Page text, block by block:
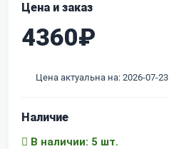
Цена и заказ
4360₽
Цена актуальна на: 2026-07-23
Наличие
В наличии: 5 шт.